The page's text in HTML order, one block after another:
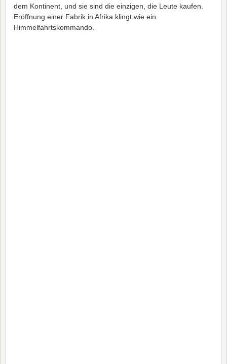
dem Kontinent, und sie sind die einzigen, die Leute kaufen.
Eröffnung einer Fabrik in Afrika klingt wie ein
Himmelfahrtskommando.